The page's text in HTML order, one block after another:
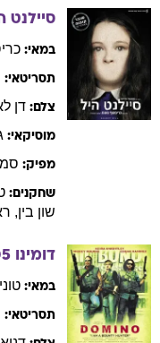
סיילנט
במאי:
תסריטאי:
צלם: דן
מוסיקאי:
מפיק:
שחקנים:
שון בין,
דומינו
במאי: טוני
תסריטאי: